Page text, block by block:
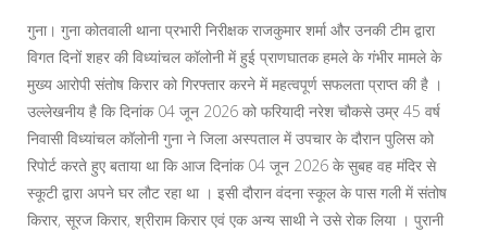
गुना। गुना कोतवाली थाना प्रभारी निरीक्षक राजकुमार शर्मा और उनकी टीम द्वारा
विगत दिनों शहर की विध्यांचल कॉलोनी में हुई प्राणघातक हमले के गंभीर मामले के
मुख्य आरोपी संतोष किरार को गिरफ्तार करने में महत्वपूर्ण सफलता प्राप्त की है ।
उल्लेखनीय है कि दिनांक 04 जून 2026 को फरियादी नरेश चौकसे उम्र 45 वर्ष
निवासी विध्यांचल कॉलोनी गुना ने जिला अस्पताल में उपचार के दौरान पुलिस को
रिपोर्ट करते हुए बताया था कि आज दिनांक 04 जून 2026 के सुबह वह मंदिर से
स्कूटी द्वारा अपने घर लौट रहा था । इसी दौरान वंदना स्कूल के पास गली में संतोष
किरार, सूरज किरार, श्रीराम किरार एवं एक अन्य साथी ने उसे रोक लिया । पुरानी